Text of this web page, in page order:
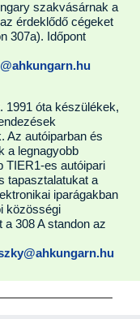
szakvásárnak a
érdeklődő cégeket
307a). Időpont
1991 óta készülékek,
Az autóiparban és
a legnagyobb
TIER1-es autóipari
tapasztalatukat a
iparágakban
közösségi
308 A standon az